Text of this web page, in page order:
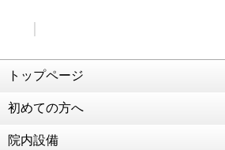
交通事故治療 強化中！！！
こう見えて食べることが好きなんで
トップページ
初めての方へ
院内設備